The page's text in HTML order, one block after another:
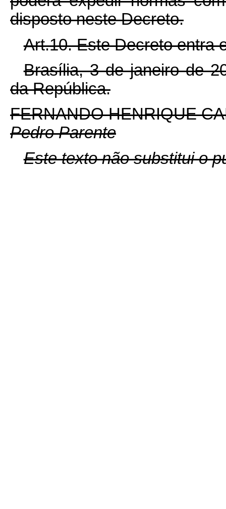
disposto neste Decreto.
Art.10. Este Decreto entra
Brasília, 3 de janeiro de
da República.
FERNANDO HENRIQUE
Pedro Parente
Este texto não substitui o